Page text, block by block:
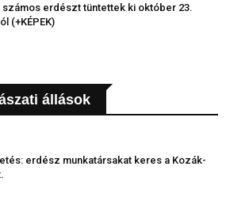
számos erdészt tüntettek ki október 23.
(+KÉPEK)
állások
erdész munkatársakat keres a Kozák-